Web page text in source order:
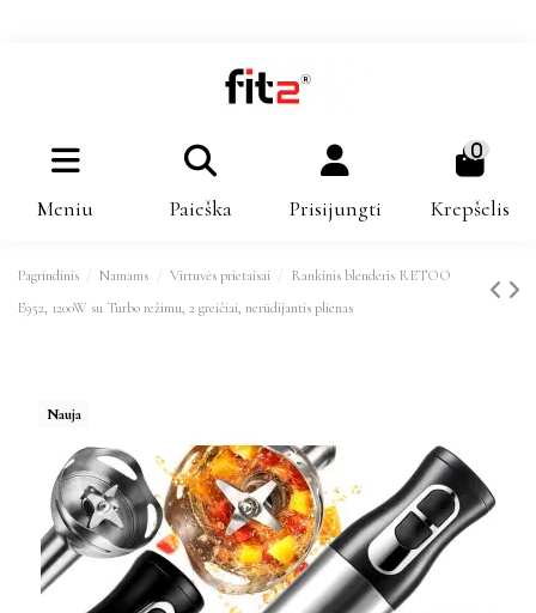
Meniu Paieška Prisijungti
0
Krepšelis
Pagrindinis Namams Virtuvės prietaisai
Rankinis blenderis RETOO
E952, 1200W su Turbo režimu, 2 greičiai, nerūdijantis plienas
Nauja